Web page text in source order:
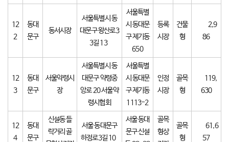
12
2
동대
문구
동서시장
서울특별시 동
대문구 왕산로3
3길 13
서울특별
시 동대문
구 제기동
650
등록
시장
건물
형
2,9
86
12
3
동대
문구
서울약령시
장
서울특별시 동
대문구 약령중
앙로 20 서울약
령시협회
서울특별
시 동대문
구 제기동
1113-2
인정
시장
골목
형
119,
630
12
4
동대
문구
신설동 들
락거리 골
서울 동대문구
하정로3길 10
서울 동대
문구 신설
골목
형상
골목
형
61,6
57